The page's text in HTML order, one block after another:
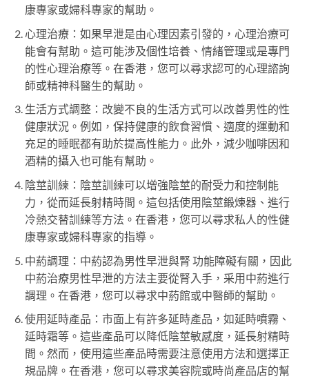
康專家或婦科專家的幫助。
心理治療：如果早泄是由心理因素引發的，心理治療可
能會有幫助。這可能涉及個性培養、情緒管理或是專門
的性心理治療等。在香港，您可以尋求認可的心理諮詢
師或精神科醫生的幫助。
生活方式調整：改變不良的生活方式可以改善男性的性
健康狀況。例如，保持健康的飲食習慣、適度的運動和
充足的睡眠都有助於提高性能力。此外，減少咖啡因和
酒精的攝入也可能有幫助。
陰莖訓練：陰莖訓練可以增強陰莖的耐受力和控制能
力，從而延長射精時間。這包括使用陰莖鍛煉器、進行
冷熱交替訓練等方法。在香港，您可以尋求私人的性健
康專家或婦科專家的指導。
中葯調理：中葯認為男性早泄與腎 功能障礙有關，因此
中葯治療男性早泄的方法主要從腎入手，采用中葯進行
調理。在香港，您可以尋求中葯館或中醫師的幫助。
使用延時產品：市面上有許多延時產品，如延時噴霧、
延時霜等。這些產品可以降低陰莖敏感度，延長射精時
間。然而，使用這些產品時需要注意使用方法和選擇正
規品牌。在香港，您可以尋求美容院或時尚產品店的幫